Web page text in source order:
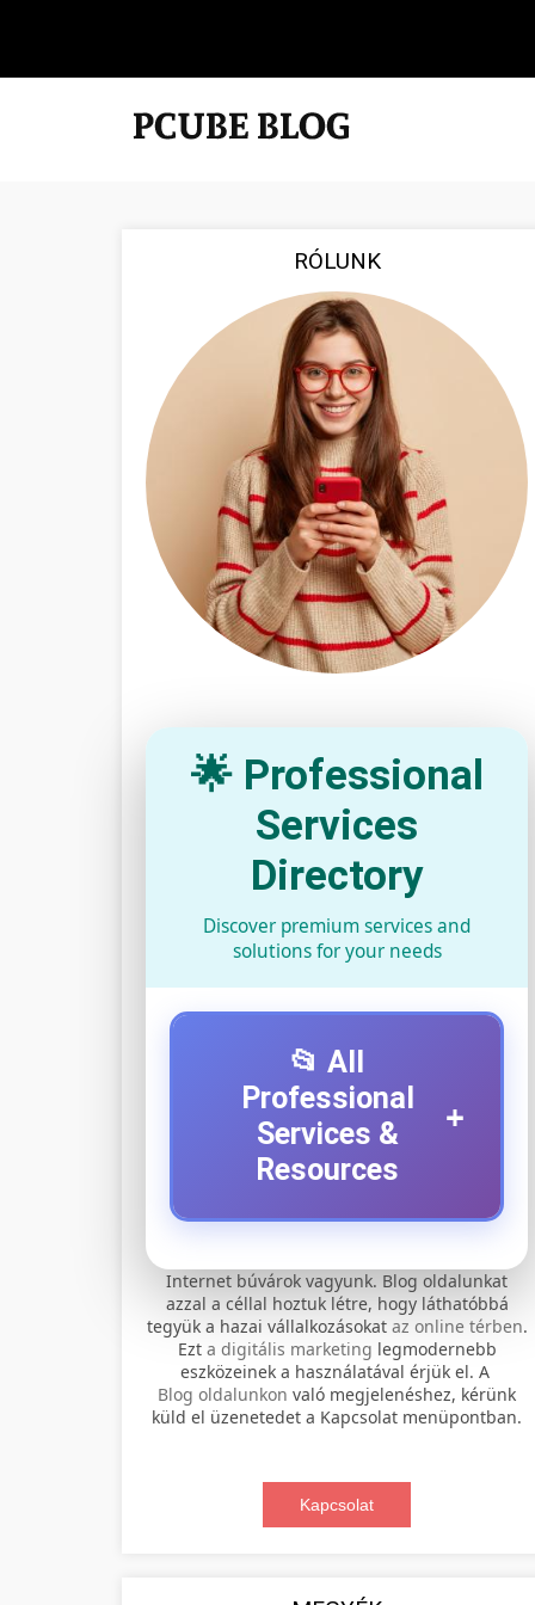
RÓLUNK
🌟 Professional
Services
Directory
Discover premium services and
solutions for your needs
📂 All
Professional
Services &
Resources
+
roller szervíz
+
Professional electric scooter repair and
maintenance services. Expert
technicians provide quality service for
all major brands and models.
scooter repair shop
📊 2. online marketing
ügynökség
+
services including SEO, social media
management, and digital advertising.
🛴 3. legjobb elektromos
Internet búvárok vagyunk. Blog oldalunkat
azzal a céllal hoztuk létre, hogy láthatóbbá
tegyük a hazai vállalkozásokat az online térben.
Ezt a digitális marketing legmodernebb
eszközeinek a használatával érjük el. A
Blog oldalunkon való megjelenéshez, kérünk
küld el üzenetedet a Kapcsolat menüpontban.
Kapcsolat